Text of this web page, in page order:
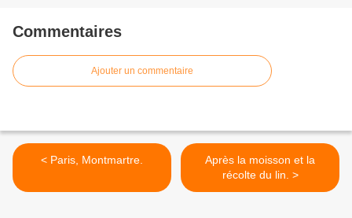
Commentaires
Ajouter un commentaire
< Paris, Montmartre.
Après la moisson et la
récolte du lin. >